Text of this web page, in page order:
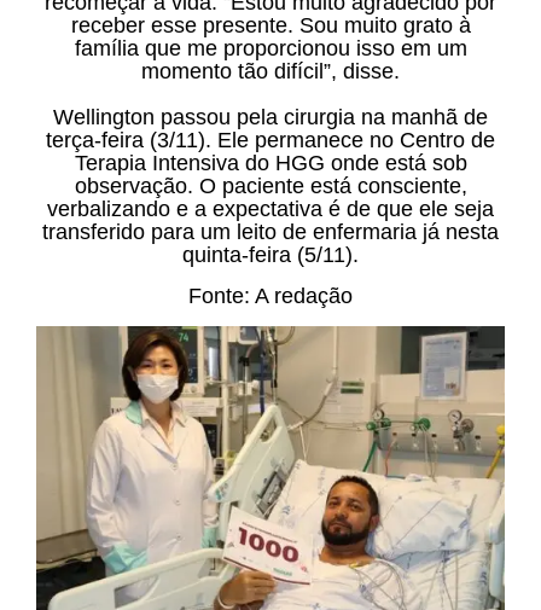
receber esse presente. Sou muito grato à
família que me proporcionou isso em um
momento tão difícil”, disse.
Wellington passou pela cirurgia na manhã de
terça-feira (3/11). Ele permanece no Centro de
Terapia Intensiva do HGG onde está sob
observação. O paciente está consciente,
verbalizando e a expectativa é de que ele seja
transferido para um leito de enfermaria já nesta
quinta-feira (5/11).
Fonte: A redação